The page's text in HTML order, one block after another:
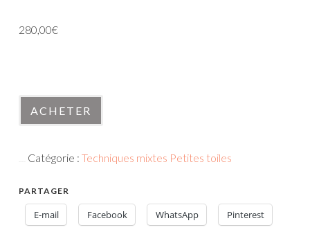
280,00€
de
ACHETER
Catégorie : Techniques mixtes Petites toiles
PARTAGER
E-mail Facebook WhatsApp Pinterest